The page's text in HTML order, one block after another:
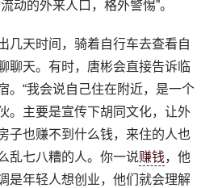
动的外来人口，格外警惕”。
几天时间，骑着自行车去查看自
聊天。有时，唐彬会直接告诉临
。“我会说自己住在附近，是一个
。主要是宣传下胡同文化，让外
子也赚不到什么钱，来住的人也
乱七八糟的人。你一说赚钱，他
是年轻人想创业，他们就会理解